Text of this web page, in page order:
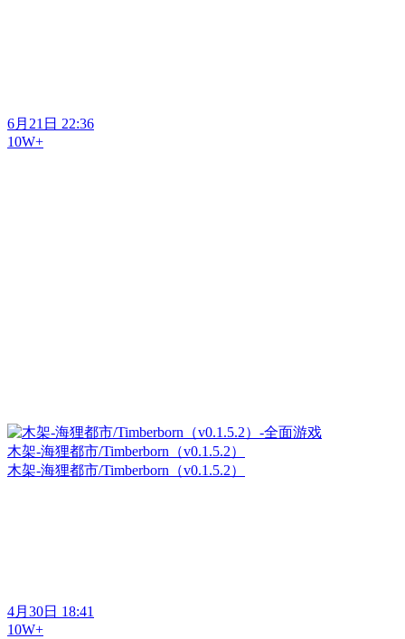
6月21日 22:36
10W+
木架-海狸都市/Timberborn（v0.1.5.2）
木架-海狸都市/Timberborn（v0.1.5.2）
4月30日 18:41
10W+